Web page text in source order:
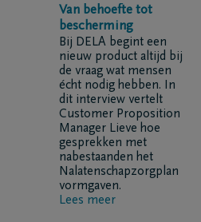
Van behoefte tot
bescherming
Bij DELA begint een
nieuw product altijd bij
de vraag wat mensen
écht nodig hebben. In
dit interview vertelt
Customer Proposition
Manager Lieve hoe
gesprekken met
nabestaanden het
Nalatenschapzorgplan
vormgaven.
Lees meer